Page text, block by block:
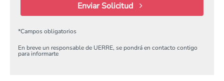
Enviar Solicitud
*Campos obligatorios
En breve un responsable de UERRE, se pondrá en contacto contigo
para informarte